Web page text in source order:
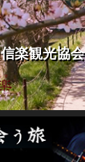
信楽観光協会